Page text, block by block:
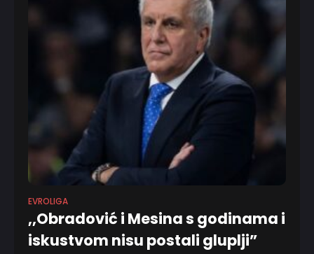
EVROLIGA
,,Obradović i Mesina s godinama i
iskustvom nisu postali gluplji”